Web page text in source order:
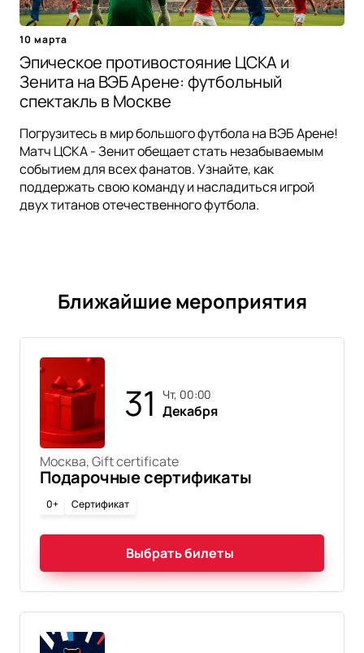
10 марта
Эпическое противостояние ЦСКА и
Зенита на ВЭБ Арене: футбольный
спектакль в Москве
Погрузитесь в мир большого футбола на ВЭБ Арене!
Матч ЦСКА - Зенит обещает стать незабываемым
событием для всех фанатов. Узнайте, как
поддержать свою команду и насладиться игрой
двух титанов отечественного футбола.
Ближайшие мероприятия
31 чт, 00:00
Декабря
Москва, Gift certificate
Подарочные сертификаты
0+ Сертификат
Выбрать билеты